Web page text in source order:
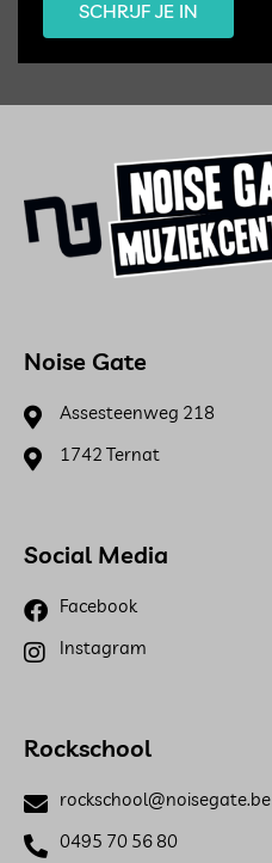
SCHRIJF JE IN
Noise Gate
Assesteenweg 218
1742 Ternat
Social Media
Facebook
Instagram
Rockschool
rockschool@noisegate.be
0495 70 56 80